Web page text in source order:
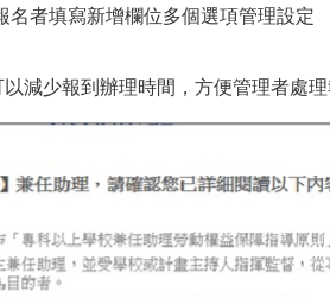
名者填寫新增欄位多個選項管理設定
減少報到辦理時間，方便管理者處